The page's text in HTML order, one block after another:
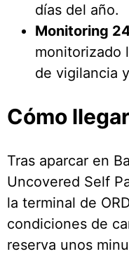
días del año.
Monitoring
monitorizado
de vigilancia
Cómo
Tras aparcar en
Uncovered Self
la terminal de
condiciones de
reserva unos